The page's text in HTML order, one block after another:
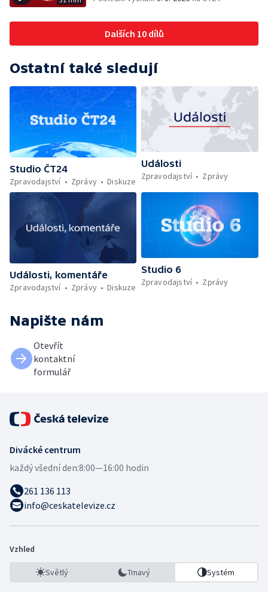
Dalších 10 dílů
Ostatní také sledují
Studio ČT24
Zpravodajství
Zprávy Diskuze
Události
Zpravodajství
Zprávy
Události, komentáře
Zpravodajství
Zprávy Diskuze
Studio 6
Zpravodajství
Zprávy
Napište nám
Otevřít
kontaktní
formulář
Divácké centrum
každý všední den:8:00—16:00 hodin
261 136 113
info@ceskatelevize.cz
Vzhled
Světlý Tmavý Systém